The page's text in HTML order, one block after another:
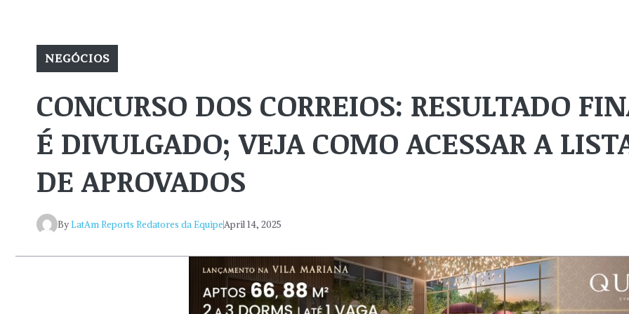
NEGÓCIOS
CONCURSO DOS CORREIOS: RESULTADO
É DIVULGADO; VEJA COMO ACESSAR A
DE APROVADOS
ByLatAm Reports Redatores da EquipeApril 14, 2025